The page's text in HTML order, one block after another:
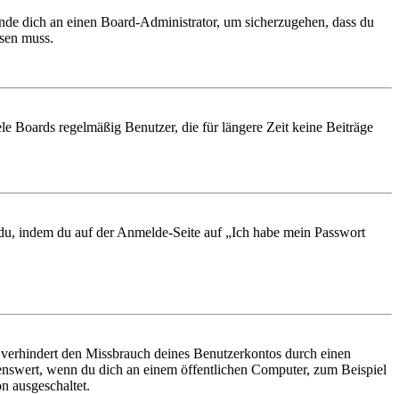
dich an einen Board-Administrator, um sicherzugehen, dass du
muss.
Boards regelmäßig Benutzer, die für längere Zeit keine Beiträge
indem du auf der Anmelde-Seite auf „Ich habe mein Passwort
den Missbrauch deines Benutzerkontos durch einen
wenn du dich an einem öffentlichen Computer, zum Beispiel
ausgeschaltet.